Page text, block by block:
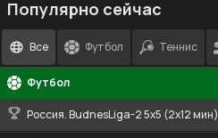
Популярно сейчас
Все Футбол Теннис
Футбол
Россия. BudnesLiga-2 5x5 (2x12 мин)